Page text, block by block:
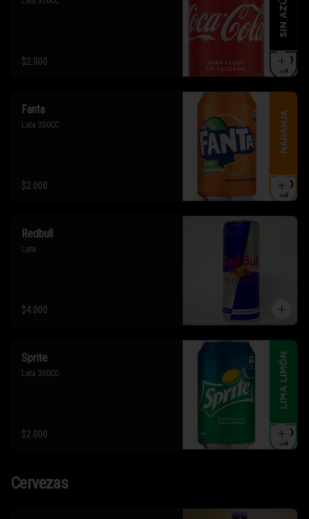
$2.000
Fanta
Lata 350CC
$2.000
Redbull
Lata.
$4.000
Sprite
Lata 350CC
$2.000
Cervezas